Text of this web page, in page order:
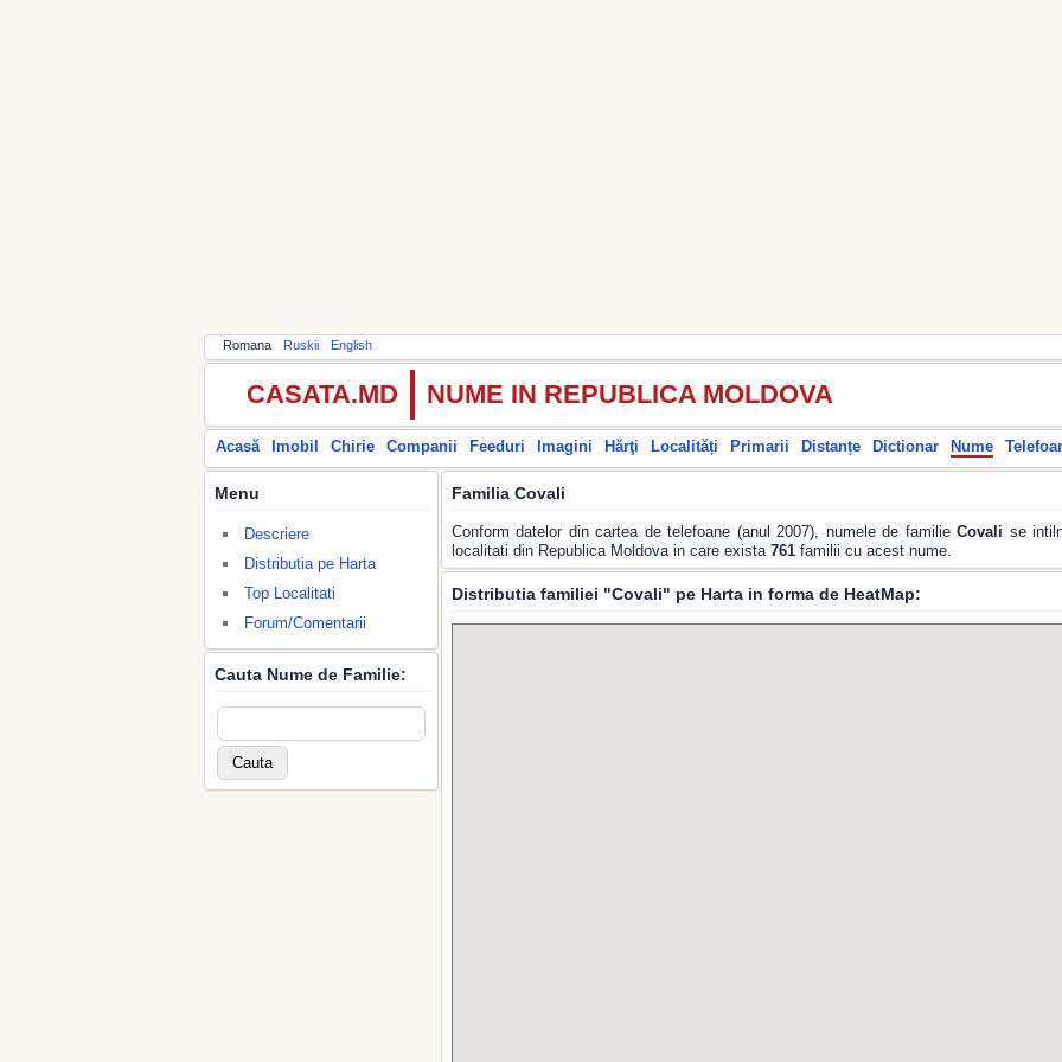
Romana Ruskii English
CASATA.MD NUME IN REPUBLICA MOLDOVA
Acasă Imobil Chirie Companii Feeduri Imagini Hărţi Localități Primarii Distanțe Dictionar Nume
Menu
Descriere
Distributia pe Harta
Top Localitati
Forum/Comentarii
Cauta Nume de Familie:
Familia Covali
Conform datelor din cartea de telefoane (anul 2007), numele de familieCovali se
localitati din Republica Moldova in care exista 761 familii cu acest nume.
Distributia familiei "Covali" pe Harta in forma de HeatMap: